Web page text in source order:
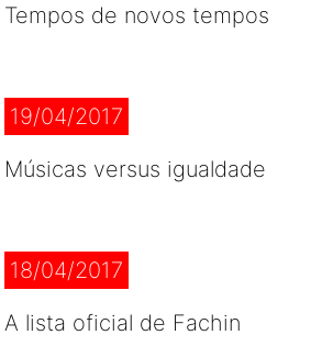
Tempos de novos tempos
19/04/2017
Músicas versus igualdade
18/04/2017
A lista oficial de Fachin